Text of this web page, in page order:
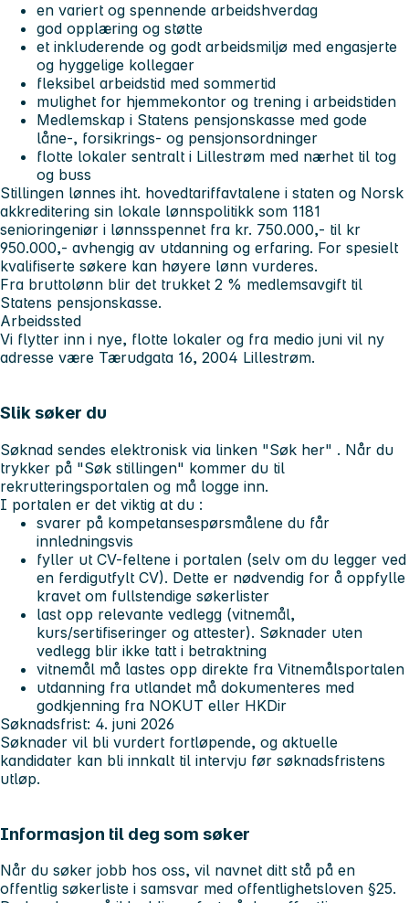
en variert og spennende arbeidshverdag
god opplæring og støtte
et inkluderende og godt arbeidsmiljø med engasjerte
og hyggelige kollegaer
fleksibel arbeidstid med sommertid
mulighet for hjemmekontor og trening i arbeidstiden
Medlemskap i Statens pensjonskasse med gode
låne-, forsikrings- og pensjonsordninger
flotte lokaler sentralt i Lillestrøm med nærhet til tog
og buss
Stillingen lønnes iht. hovedtariffavtalene i staten og Norsk
akkreditering sin lokale lønnspolitikk som 1181
senioringeniør i lønnsspennet fra kr. 750.000,- til kr
950.000,- avhengig av utdanning og erfaring. For spesielt
kvalifiserte søkere kan høyere lønn vurderes.
Fra bruttolønn blir det trukket 2 % medlemsavgift til
Statens pensjonskasse.
Arbeidssted
Vi flytter inn i nye, flotte lokaler og fra medio juni vil ny
adresse være Tærudgata 16, 2004 Lillestrøm.
Slik søker du
Søknad sendes elektronisk via linken "Søk her" . Når du
trykker på "Søk stillingen" kommer du til
rekrutteringsportalen og må logge inn.
I portalen er det viktig at du :
svarer på kompetansespørsmålene du får
innledningsvis
fyller ut CV-feltene i portalen (selv om du legger ved
en ferdigutfylt CV). Dette er nødvendig for å oppfylle
kravet om fullstendige søkerlister
last opp relevante vedlegg (vitnemål,
kurs/sertifiseringer og attester). Søknader uten
vedlegg blir ikke tatt i betraktning
vitnemål må lastes opp direkte fra Vitnemålsportalen
utdanning fra utlandet må dokumenteres med
godkjenning fra NOKUT eller HKDir
Søknadsfrist: 4. juni 2026
Søknader vil bli vurdert fortløpende, og aktuelle
kandidater kan bli innkalt til intervju før søknadsfristens
utløp.
Informasjon til deg som søker
Når du søker jobb hos oss, vil navnet ditt stå på en
offentlig søkerliste i samsvar med offentlighetsloven §25.